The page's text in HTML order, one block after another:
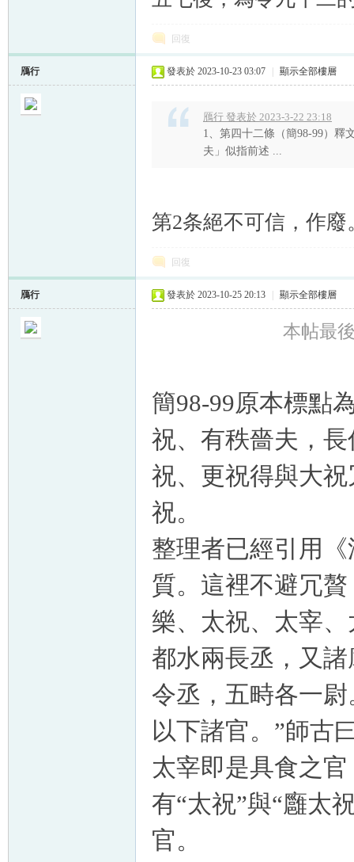
回復
鴈行 發表於 2023-10-23 03:07 顯示全部樓層
鴈行 發表於 2023-3-22 23:18
1、第四十二條（簡98-99）
夫」似指前述 ...
第2条絕不可信，作廢
回復
鴈行 發表於 2023-10-25 20:13 顯示全部樓層
本帖最
簡98-99原本標點
祝、有秩嗇夫，
祝、更祝得與大
祝。
整理者已經引用
質。這裡不避冗
樂、太祝、太宰
都水兩長丞，又
令丞，五畤各一尉
以下諸官。 ”師古
太宰即是具食之
有“太祝”與“廱太
官。